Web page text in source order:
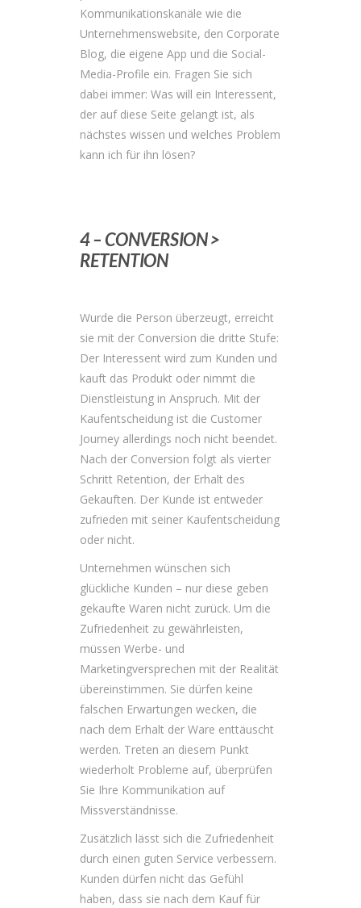
Kommunikationskanäle wie die
Unternehmenswebsite, den Corporate
Blog, die eigene App und die Social-
Media-Profile ein. Fragen Sie sich
dabei immer: Was will ein Interessent,
der auf diese Seite gelangt ist, als
nächstes wissen und welches Problem
kann ich für ihn lösen?
4 – CONVERSION >
RETENTION
Wurde die Person überzeugt, erreicht
sie mit der Conversion die dritte Stufe:
Der Interessent wird zum Kunden und
kauft das Produkt oder nimmt die
Dienstleistung in Anspruch. Mit der
Kaufentscheidung ist die Customer
Journey allerdings noch nicht beendet.
Nach der Conversion folgt als vierter
Schritt Retention, der Erhalt des
Gekauften. Der Kunde ist entweder
zufrieden mit seiner Kaufentscheidung
oder nicht.
Unternehmen wünschen sich
glückliche Kunden – nur diese geben
gekaufte Waren nicht zurück. Um die
Zufriedenheit zu gewährleisten,
müssen Werbe- und
Marketingversprechen mit der Realität
übereinstimmen. Sie dürfen keine
falschen Erwartungen wecken, die
nach dem Erhalt der Ware enttäuscht
werden. Treten an diesem Punkt
wiederholt Probleme auf, überprüfen
Sie Ihre Kommunikation auf
Missverständnisse.
Zusätzlich lässt sich die Zufriedenheit
durch einen guten Service verbessern.
Kunden dürfen nicht das Gefühl
haben, dass sie nach dem Kauf für